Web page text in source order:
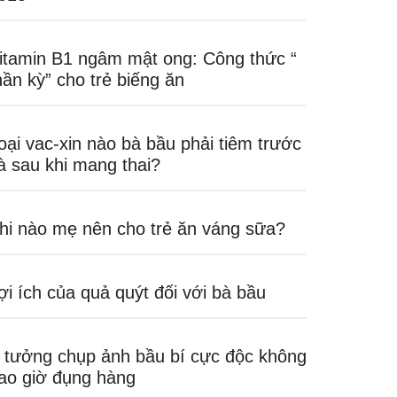
B1 ngâm mật ong: Công thức “
kỳ” cho trẻ biếng ăn
vac-xin nào bà bầu phải tiêm trước
sau khi mang thai?
nào mẹ nên cho trẻ ăn váng sữa?
ích của quả quýt đối với bà bầu
tưởng chụp ảnh bầu bí cực độc không
giờ đụng hàng